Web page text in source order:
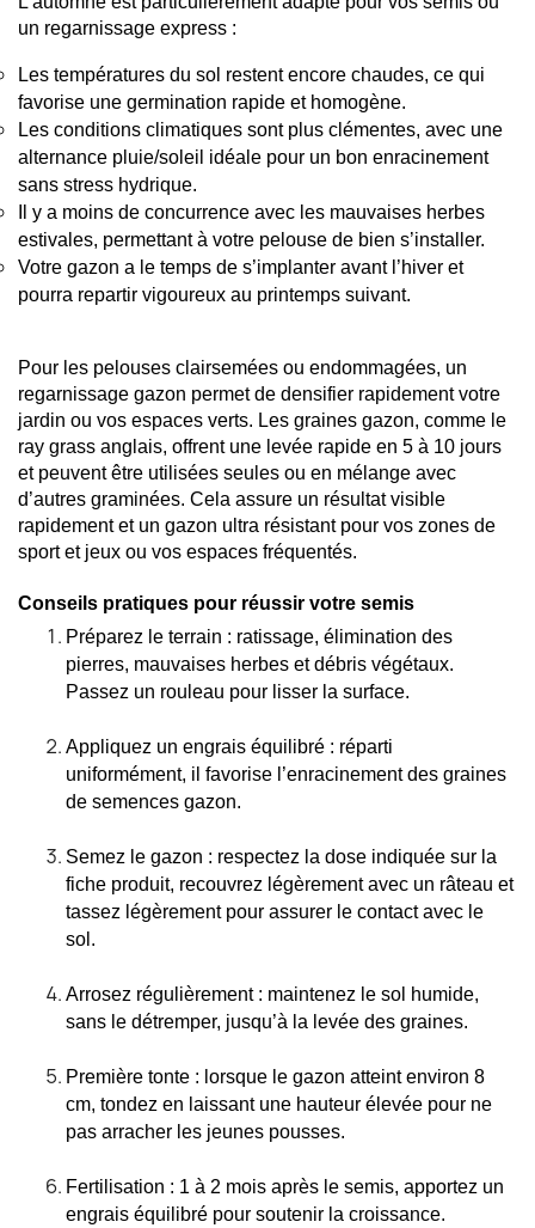
un regarnissage express :
Les températures du sol restent encore chaudes, ce qui
favorise une germination rapide et homogène.
Les conditions climatiques sont plus clémentes, avec une
alternance pluie/soleil idéale pour un bon enracinement
sans stress hydrique.
Il y a moins de concurrence avec les mauvaises herbes
estivales, permettant à votre pelouse de bien s’installer.
Votre gazon a le temps de s’implanter avant l’hiver et
pourra repartir vigoureux au printemps suivant.
Pour les pelouses clairsemées ou endommagées, un
regarnissage gazon permet de densifier rapidement votre
jardin ou vos espaces verts. Les graines gazon, comme le
ray grass anglais, offrent une levée rapide en 5 à 10 jours
et peuvent être utilisées seules ou en mélange avec
d’autres graminées. Cela assure un résultat visible
rapidement et un gazon ultra résistant pour vos zones de
sport et jeux ou vos espaces fréquentés.
Conseils pratiques pour réussir votre semis
Préparez le terrain : ratissage, élimination des
pierres, mauvaises herbes et débris végétaux.
Passez un rouleau pour lisser la surface.
Appliquez un engrais équilibré : réparti
uniformément, il favorise l’enracinement des graines
de semences gazon.
Semez le gazon : respectez la dose indiquée sur la
fiche produit, recouvrez légèrement avec un râteau et
tassez légèrement pour assurer le contact avec le
sol.
Arrosez régulièrement : maintenez le sol humide,
sans le détremper, jusqu’à la levée des graines.
Première tonte : lorsque le gazon atteint environ 8
cm, tondez en laissant une hauteur élevée pour ne
pas arracher les jeunes pousses.
Fertilisation : 1 à 2 mois après le semis, apportez un
engrais équilibré pour soutenir la croissance.